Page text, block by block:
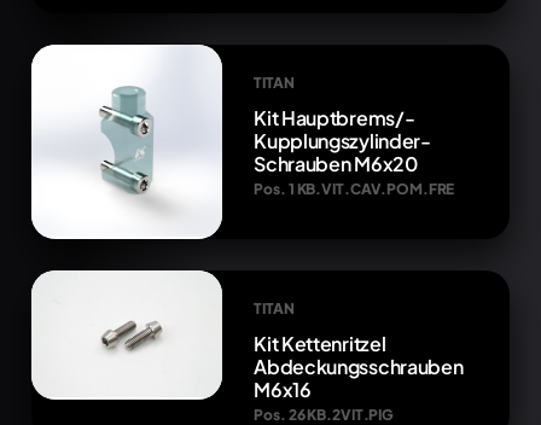
TITAN
Kit Hauptbrems/-
Kupplungszylinder-
Schrauben M6x20
Pos. 1 KB.VIT.CAV.POM.FRE
TITAN
Kit Kettenritzel
Abdeckungsschrauben
M6x16
Pos. 26 KB.2VIT.PIG